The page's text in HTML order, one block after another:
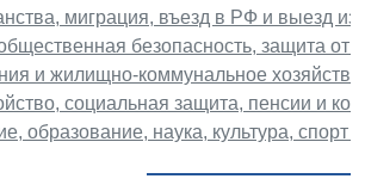
миграция, въезд в РФ и выезд
безопасность, защита от
и жилищно-коммунальное хозяйство
социальная защита, пенсии и
образование, наука, культура, спорт